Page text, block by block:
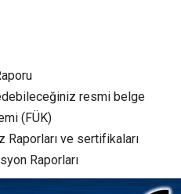
resmi belge
(FÜK)
Raporları ve sertifikaları
Raporları